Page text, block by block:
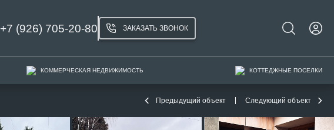
+7 (926) 705-20-80 ЗАКАЗАТЬ ЗВОНОК
КОММЕРЧЕСКАЯ НЕДВИЖИМОСТЬ КОТТЕДЖНЫЕ ПОСЕЛКИ
Предыдущий объект Следующий объект